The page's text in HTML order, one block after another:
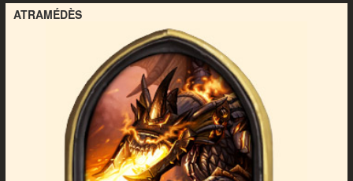
ATRAMÉDÈS